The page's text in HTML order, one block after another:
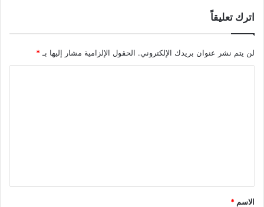
اترك تعليقاً
لن يتم نشر عنوان بريدك الإلكتروني. الحقول الإلزامية مشار إليها بـ *
*
الاسم *